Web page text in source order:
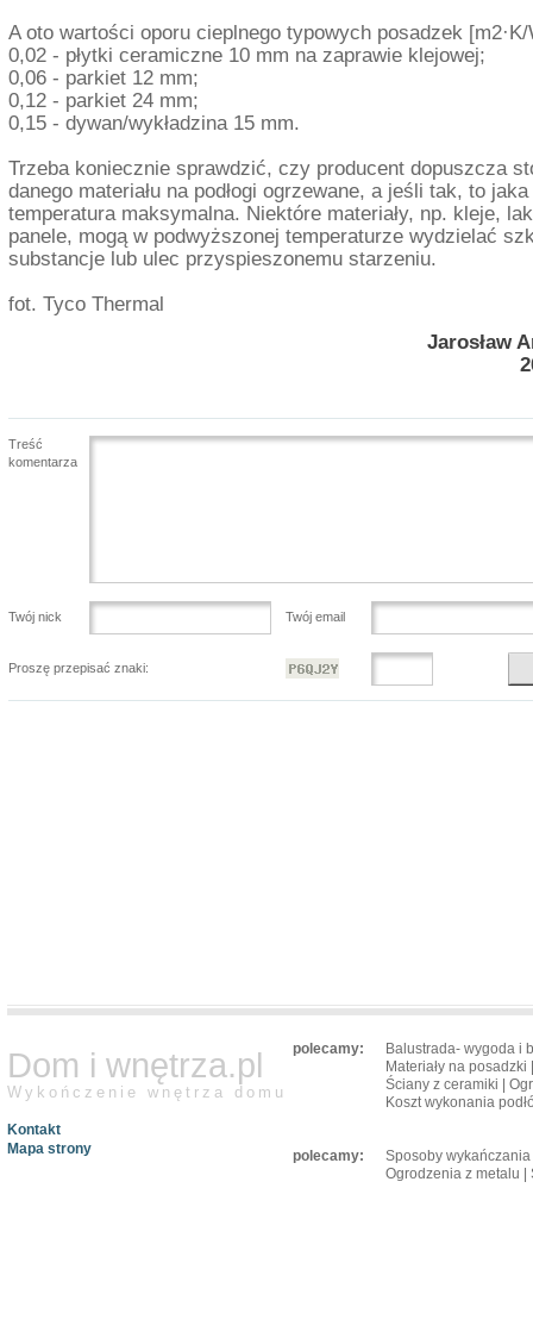
A oto wartości oporu cieplnego typowych posadzek [m2·K/
0,02 - płytki ceramiczne 10 mm na zaprawie klejowej;
0,06 - parkiet 12 mm;
0,12 - parkiet 24 mm;
0,15 - dywan/wykładzina 15 mm.
Trzeba koniecznie sprawdzić, czy producent dopuszcza
danego materiału na podłogi ogrzewane, a jeśli tak, to
temperatura maksymalna. Niektóre materiały, np. kleje,
panele, mogą w podwyższonej temperaturze wydzielać
substancje lub ulec przyspieszonemu starzeniu.
fot. Tyco Thermal
Jarosław
Treść
komentarza
Twój nick Twój email
Proszę przepisać znaki:
Dom i wnętrza.pl
Wykończenie wnętrza domu
Kontakt
Mapa strony
polecamy:
Balustrada- wygoda i
Materiały na posadzki |
Ściany z ceramiki |
Koszt wykonania
polecamy:
Sposoby
Ogrodzenia z metalu |